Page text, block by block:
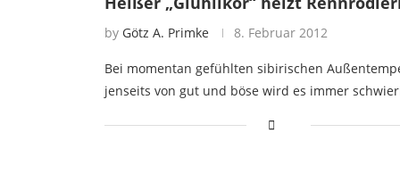
by Götz A. Primke 8. Februar 2012
Bei momentan gefühlten sibirischen
jenseits von gut und böse wird es immer